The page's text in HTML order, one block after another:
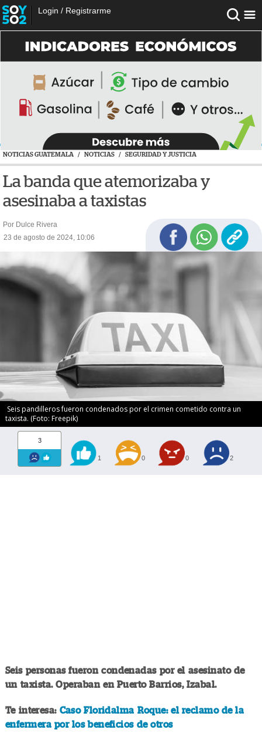
Login / Registrarme
NOTICIAS GUATEMALA / NOTICIAS / SEGURIDAD Y JUSTICIA
La banda que atemorizaba y
asesinaba a taxistas
Por Dulce Rivera
23 de agosto de 2024, 10:06
Seis pandilleros fueron condenados por el crimen cometido contra un
taxista. (Foto: Freepik)
3
1 0 0 2
Seis personas fueron condenadas por el asesinato de
un taxista. Operaban en Puerto Barrios, Izabal.
Te interesa: Caso Floridalma Roque: el reclamo de la
enfermera por los beneficios de otros